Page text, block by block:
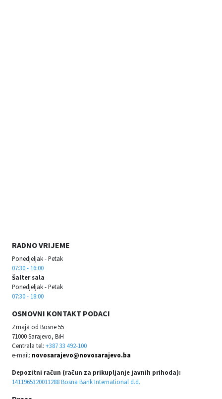
RADNO VRIJEME
Ponedjeljak - Petak
07:30 - 16:00
Šalter sala
Ponedjeljak - Petak
07:30 - 18:00
OSNOVNI KONTAKT PODACI
Zmaja od Bosne 55
71000 Sarajevo, BiH
Centrala tel: +387 33 492-100
e-mail: novosarajevo@novosarajevo.ba
Depozitni račun (račun za prikupljanje javnih prihoda):
1411965320011288 Bosna Bank International d.d.